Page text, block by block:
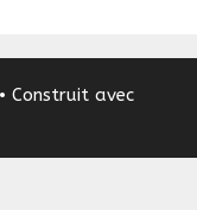
• Construit avec